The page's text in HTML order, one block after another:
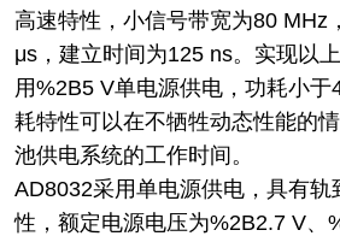
高速特性，小信号带宽为80 MHz
μs，建立时间为125 ns。实现以
用%2B5 V单电源供电，功耗小于
耗特性可以在不牺牲动态性能的
池供电系统的工作时间。
AD8032采用单电源供电，具有轨
性，额定电源电压为%2B2.7 V、